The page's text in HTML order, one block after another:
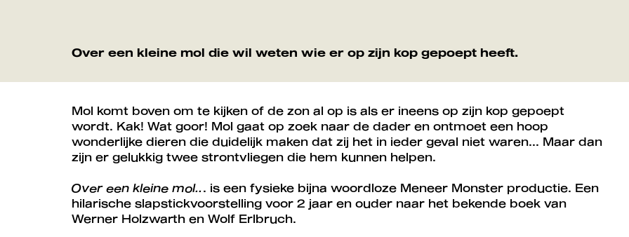
Over een kleine mol die wil weten wie er op zijn kop gepoept heeft.
Mol komt boven om te kijken of de zon al op is als er ineens op zijn kop gepoept
wordt. Kak! Wat goor! Mol gaat op zoek naar de dader en ontmoet een hoop
wonderlijke dieren die duidelijk maken dat zij het in ieder geval niet waren... Maar dan
zijn er gelukkig twee strontvliegen die hem kunnen helpen.
Over een kleine mol... is een fysieke bijna woordloze Meneer Monster productie. Een
hilarische slapstickvoorstelling voor 2 jaar en ouder naar het bekende boek van
Werner Holzwarth en Wolf Erlbruch.